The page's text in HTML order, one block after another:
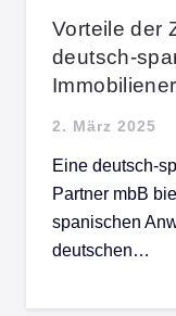
Vorteile der
deutsch-
2. März 2025
Eine deutsch-
Partner mbB
spanischen
deutschen…